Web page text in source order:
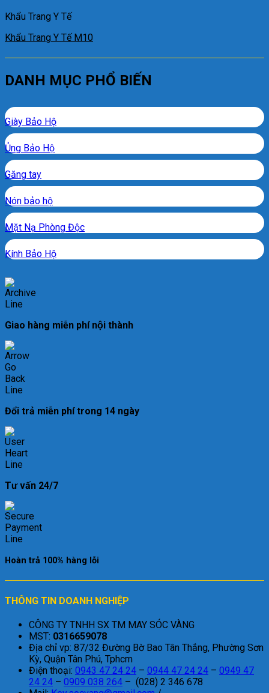
Khẩu Trang Y Tế
Khẩu Trang Y Tế M10
DANH MỤC PHỔ BIẾN
Giày Bảo Hộ
Ủng Bảo Hộ
Găng tay
Nón bảo hộ
Mặt Nạ Phòng Độc
Kính Bảo Hộ
Giao hàng miễn phí nội thành
Đổi trả miễn phí trong 14 ngày
Tư vấn 24/7
Hoàn trả 100% hàng lỗi
THÔNG TIN DOANH NGHIỆP
CÔNG TY TNHH SX TM MAY SÓC VÀNG
MST: 0316659078
Địa chỉ vp: 87/32 Đường Bờ Bao Tân Thắng, Phường Sơn
Kỳ, Quận Tân Phú, Tphcm
Điện thoại: 0943 47 24 24 – 0944 47 24 24 – 0949 47
24 24 – 0909 038 264 – (028) 2 346 678